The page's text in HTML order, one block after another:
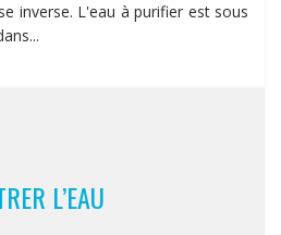
inverse. L'eau à purifier est sous
L’EAU